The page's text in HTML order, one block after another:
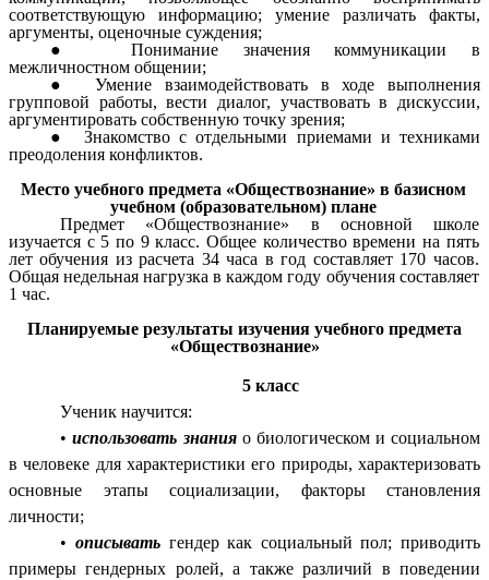
соответствующую информацию; умение различать факты,
аргументы, оценочные суждения;
Понимание значения коммуникации в
межличностном общении;
Умение взаимодействовать в ходе выполнения
групповой работы, вести диалог, участвовать в дискуссии,
аргументировать собственную точку зрения;
Знакомство с отдельными приемами и техниками
преодоления конфликтов.
Место учебного предмета «Обществознание» в базисном
учебном (образовательном) плане
Предмет «Обществознание» в основной школе
изучается с 5 по 9 класс. Общее количество времени на пять
лет обучения из расчета 34 часа в год составляет 170 часов.
Общая недельная нагрузка в каждом году обучения составляет
1 час.
Планируемые результаты изучения учебного предмета
«Обществознание»
5 класс
Ученик научится:
•использовать знанияо биологическом и социальном
в человеке для характеристики его природы, характеризовать
основные этапы социализации, факторы становления
личности;
• описыватьгендер как социальный пол; приводить
примеры гендерных ролей, а также различий в поведении